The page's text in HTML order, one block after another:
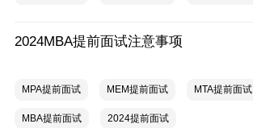
2024MBA提前面试注意事项
MPA提前面试 MEM提前面试 MTA提前面试
MBA提前面试 2024提前面试